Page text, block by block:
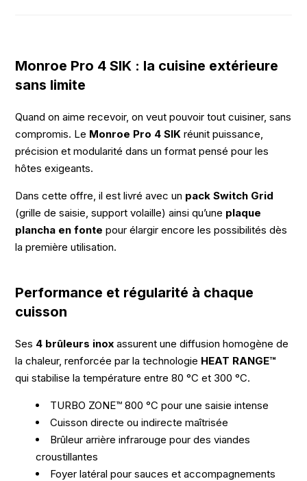
Monroe Pro 4 SIK : la cuisine extérieure
sans limite
Quand on aime recevoir, on veut pouvoir tout cuisiner, sans
compromis. Le Monroe Pro 4 SIK réunit puissance,
précision et modularité dans un format pensé pour les
hôtes exigeants.
Dans cette offre, il est livré avec un pack Switch Grid
(grille de saisie, support volaille) ainsi qu’une plaque
plancha en fonte pour élargir encore les possibilités dès
la première utilisation.
Performance et régularité à chaque
cuisson
Ses 4 brûleurs inox assurent une diffusion homogène de
la chaleur, renforcée par la technologie HEAT RANGE™
qui stabilise la température entre 80 °C et 300 °C.
TURBO ZONE™ 800 °C pour une saisie intense
Cuisson directe ou indirecte maîtrisée
Brûleur arrière infrarouge pour des viandes
croustillantes
Foyer latéral pour sauces et accompagnements